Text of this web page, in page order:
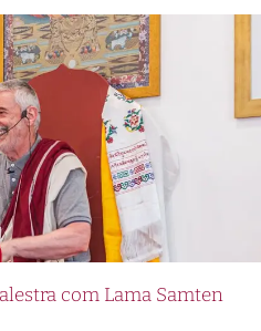
com Lama Samten